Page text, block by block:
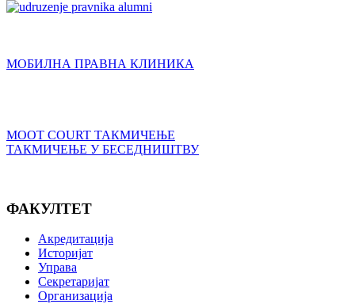
МОБИЛНА ПРАВНА КЛИНИКА
MOOT COURT ТАКМИЧЕЊЕ
ТАКМИЧЕЊЕ У БЕСЕДНИШТВУ
ФАКУЛТЕТ
Акредитација
Историјат
Управа
Секретаријат
Организација